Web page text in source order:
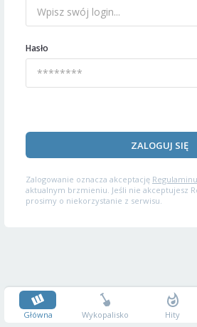
Hasło
ZALOGUJ SIĘ
Zalogowanie oznacza akceptację
aktualnym brzmieniu. Jeśli nie akceptujesz
prosimy o niekorzystanie z serwisu.
Główna Wykopalisko Hity